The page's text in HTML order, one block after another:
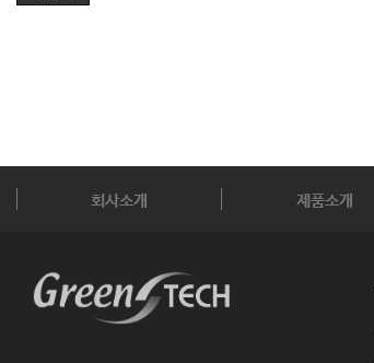
회사소개 제품소개